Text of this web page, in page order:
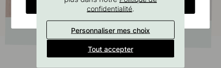
confidentialité.
Personnaliser mes choix
Tout accepter
CHANGE COUNTRY